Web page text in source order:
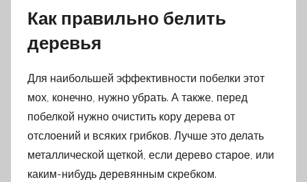
Как правильно белить
деревья
Для наибольшей эффективности побелки этот
мох, конечно, нужно убрать. А также, перед
побелкой нужно очистить кору дерева от
отслоений и всяких грибков. Лучше это делать
металлической щеткой, если дерево старое, или
каким-нибудь деревянным скребком.